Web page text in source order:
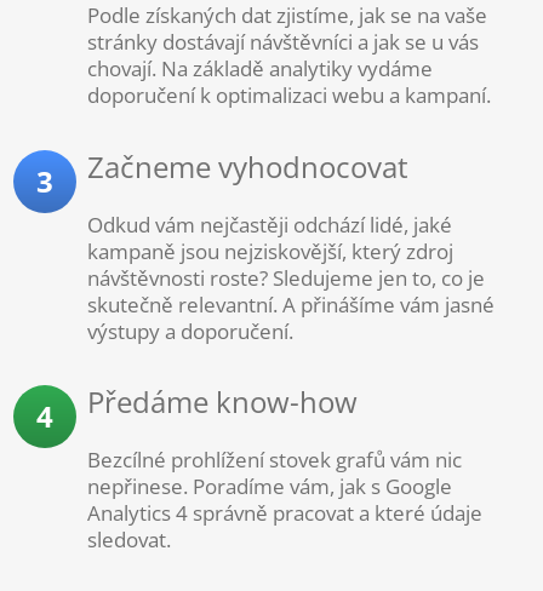
Podle získaných dat zjistíme, jak se na vaše
stránky dostávají návštěvníci a jak se u vás
chovají. Na základě analytiky vydáme
doporučení k optimalizaci webu a kampaní.
3 Začneme vyhodnocovat
Odkud vám nejčastěji odchází lidé, jaké
kampaně jsou nejziskovější, který zdroj
návštěvnosti roste? Sledujeme jen to, co je
skutečně relevantní. A přinášíme vám jasné
výstupy a doporučení.
4 Předáme know-how
Bezcílné prohlížení stovek grafů vám nic
nepřinese. Poradíme vám, jak s Google
Analytics 4 správně pracovat a které údaje
sledovat.